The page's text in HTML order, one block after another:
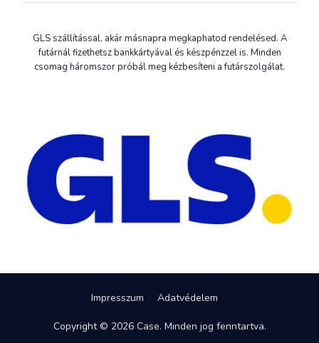
GLS szállítással, akár másnapra megkaphatod rendelésed. A
futárnál fizethetsz bankkártyával és készpénzzel is. Minden
csomag háromszor próbál meg kézbesíteni a futárszolgálat.
Impresszum Adatvédelem
Copyright © 2026 Case. Minden jog fenntartva.